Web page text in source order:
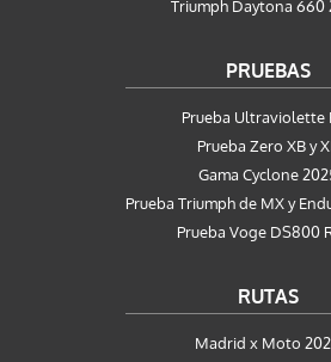
Triumph Daytona 660
PRUEBAS
Prueba Ultraviolette
Prueba Zero XB y
Gama Cyclone
Prueba Triumph de MX y
Prueba Voge DS800
RUTAS
Madrid x Moto